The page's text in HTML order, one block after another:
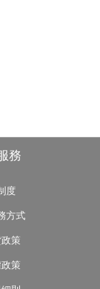
務
度
方式
策
策